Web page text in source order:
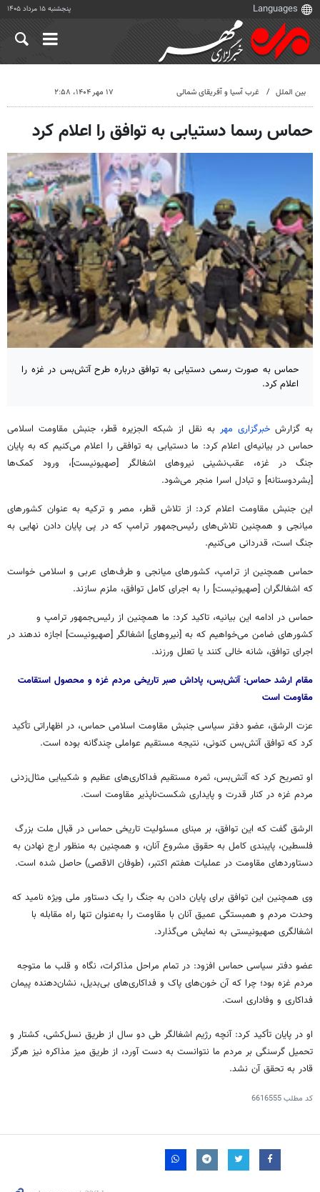
پنجشنبه ۱۵ مرداد ۱۴۰۵
بین الملل غرب آسیا و آفریقای شمالی ۱۷ مهر ۱۴۰۴، ۲:۵۸
حماس رسما دستیابی به توافق را اعلام کرد
حماس به صورت رسمی دستیابی به توافق درباره طرح آتش‌بس در غزه را
اعلام کرد.
به گزارش خبرگزاری مهر به نقل از شبکه الجزیره قطر، جنبش مقاومت اسلامی
حماس در بیانیه‌ای اعلام کرد: ما دستیابی به توافقی را اعلام می‌کنیم که به پایان
جنگ در غزه، عقب‌نشینی نیروهای اشغالگر [صهیونیست]، ورود کمک‌ها
[بشردوستانه] و تبادل اسرا منجر می‌شود.
این جنبش مقاومت اعلام کرد: از تلاش‌ قطر، مصر و ترکیه به عنوان کشورهای
میانجی و همچنین تلاش‌های رئیس‌جمهور ترامپ که در پی پایان دادن نهایی به
جنگ است، قدردانی می‌کنیم.
حماس همچنین از ترامپ، کشورهای میانجی و طرف‌های عربی و اسلامی خواست
که اشغالگران [صهیونیست] را به اجرای کامل توافق، ملزم سازند.
حماس در ادامه این بیانیه، تاکید کرد: ما همچنین از رئیس‌جمهور ترامپ و
کشورهای ضامن می‌خواهیم که به [نیروهای] اشغالگر [صهیونیست] اجازه ندهند در
اجرای توافق، شانه خالی کنند یا تعلل ورزند.
مقام ارشد حماس: آتش‌بس، پاداش صبر تاریخی مردم غزه و محصول استقامت
مقاومت است
عزت الرشق، عضو دفتر سیاسی جنبش مقاومت اسلامی حماس، در اظهاراتی تأکید
کرد که توافق آتش‌بس کنونی، نتیجه مستقیم عواملی چندگانه بوده است.
او تصریح کرد که آتش‌بس، ثمره مستقیم فداکاری‌های عظیم و شکیبایی مثال‌زدنی
مردم غزه در کنار قدرت و پایداری شکست‌ناپذیر مقاومت است.
الرشق گفت که این توافق، بر مبنای مسئولیت تاریخی حماس در قبال ملت بزرگ
فلسطین، پایبندی کامل به حقوق مشروع آنان، و همچنین به منظور ارج نهادن به
دستاوردهای مقاومت در عملیات هفتم اکتبر، (طوفان الاقصی) حاصل شده است.
وی همچنین این توافق برای پایان دادن به جنگ را یک دستاور ملی ویژه نامید که
وحدت مردم و همبستگی عمیق آنان با مقاومت را به‌عنوان تنها راه مقابله با
اشغالگری صهیونیستی به نمایش می‌گذارد.
عضو دفتر سیاسی حماس افزود: در تمام مراحل مذاکرات، نگاه و قلب ما متوجه
مردم غزه بود؛ چرا که آن خون‌های پاک و فداکاری‌های بی‌بدیل، نشان‌دهنده پیمان
فداکاری و وفاداری است.
او در پایان تأکید کرد: آنچه رژیم اشغالگر طی دو سال از طریق نسل‌کشی، کشتار و
تحمیل گرسنگی بر مردم ما نتوانست به دست آورد، از طریق میز مذاکره نیز هرگز
قادر به تحقق آن نشد.
کد مطلب6616555